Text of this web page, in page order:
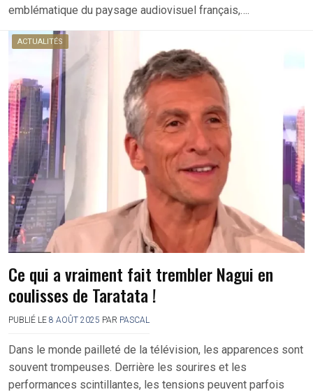
emblématique du paysage audiovisuel français,….
ACTUALITÉS
Ce qui a vraiment fait trembler Nagui en
coulisses de Taratata !
PUBLIÉ LE 8 AOÛT 2025 PAR PASCAL
Dans le monde pailleté de la télévision, les apparences sont
souvent trompeuses. Derrière les sourires et les
performances scintillantes, les tensions peuvent parfois